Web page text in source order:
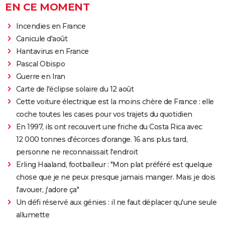
EN CE MOMENT
Incendies en France
Canicule d'août
Hantavirus en France
Pascal Obispo
Guerre en Iran
Carte de l'éclipse solaire du 12 août
Cette voiture électrique est la moins chère de France : elle
coche toutes les cases pour vos trajets du quotidien
En 1997, ils ont recouvert une friche du Costa Rica avec
12 000 tonnes d'écorces d'orange. 16 ans plus tard,
personne ne reconnaissait l'endroit
Erling Haaland, footballeur : "Mon plat préféré est quelque
chose que je ne peux presque jamais manger. Mais je dois
l'avouer, j'adore ça"
Un défi réservé aux génies : il ne faut déplacer qu'une seule
allumette